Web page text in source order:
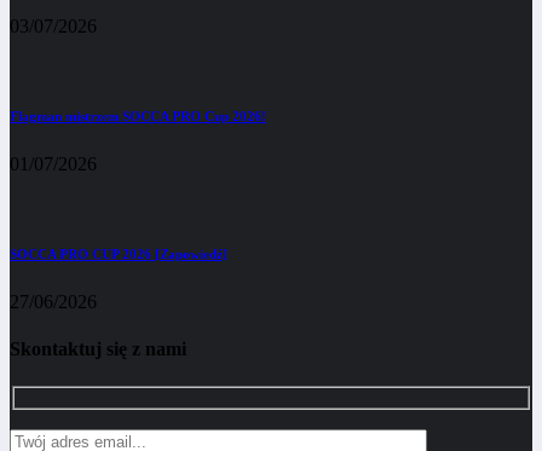
03/07/2026
Flagman mistrzem SOCCA PRO Cup 2026!
01/07/2026
SOCCA PRO CUP 2026 [Zapowiedź]
27/06/2026
Skontaktuj się z nami